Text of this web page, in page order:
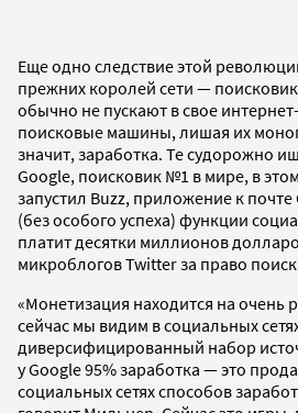
Еще одно следствие этой
прежних королей сети —
обычно не пускают в свое
поисковые машины, лишая их
значит, заработка. Те судорожно
Google, поисковик №1 в мире, в
запустил Buzz, приложение к
(без особого успеха) функции
платит десятки миллионов
микроблогов Twitter за право
«Монетизация находится на очень
сейчас мы видим в социальных
диверсифицированный набор
у Google 95% заработка — это
социальных сетях способов